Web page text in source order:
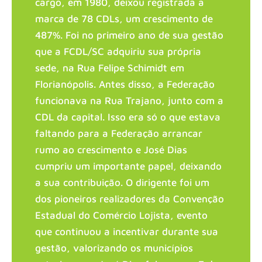
cargo, em 1980, deixou registrada a
marca de 78 CDLs, um crescimento de
487%. Foi no primeiro ano de sua gestão
que a FCDL/SC adquiriu sua própria
sede, na Rua Felipe Schimidt em
Florianópolis. Antes disso, a Federação
funcionava na Rua Trajano, junto com a
CDL da capital. Isso era só o que estava
faltando para a Federação arrancar
rumo ao crescimento e José Dias
cumpriu um importante papel, deixando
a sua contribuição. O dirigente foi um
dos pioneiros realizadores da Convenção
Estadual do Comércio Lojista, evento
que continuou a incentivar durante sua
gestão, valorizando os municípios